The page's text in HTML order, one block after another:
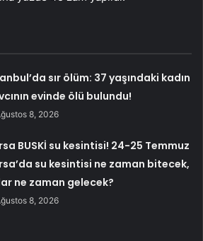
sır ölüm: 37 yaşındaki kadın
evinde ölü bulundu!
8, 2026
BUSKİ su kesintisi! 24-25 Temmuz
su kesintisi ne zaman bitecek,
ne zaman gelecek?
8, 2026